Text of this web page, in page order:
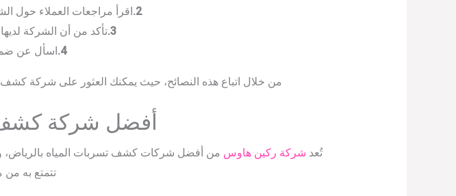
2. اقرأ مراجعات العملاء حول
3. تأكد من أن الشركة
4. اسأل عن
من خلال اتباع هذه النصائح، حيث يمكنك العثور على شركة كشف
أفضل شركة
تُعد شركة ركين هاوس من أفضل شركات كشف تسربات المياه بالرياض،
تتمتع به من